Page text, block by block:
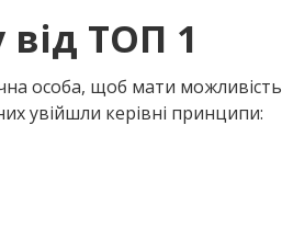
ТОП 1
особа, щоб мати можливість
увійшли керівні принципи: